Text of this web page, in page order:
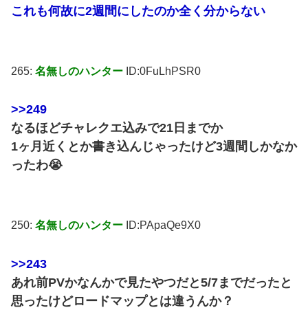
これも何故に2週間にしたのか全く分からない
265: 名無しのハンター ID:0FuLhPSR0
>>249
なるほどチャレクエ込みで21日までか
1ヶ月近くとか書き込んじゃったけど3週間しかなか
ったわ😭
250: 名無しのハンター ID:PApaQe9X0
>>243
あれ前PVかなんかで見たやつだと5/7までだったと
思ったけどロードマップとは違うんか？